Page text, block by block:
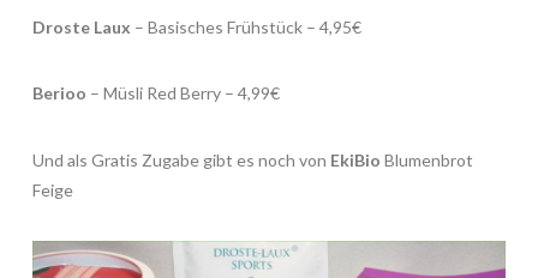
Droste Laux – Basisches Frühstück – 4,95€
Berioo – Müsli Red Berry – 4,99€
Und als Gratis Zugabe gibt es noch von EkiBio Blumenbrot
Feige